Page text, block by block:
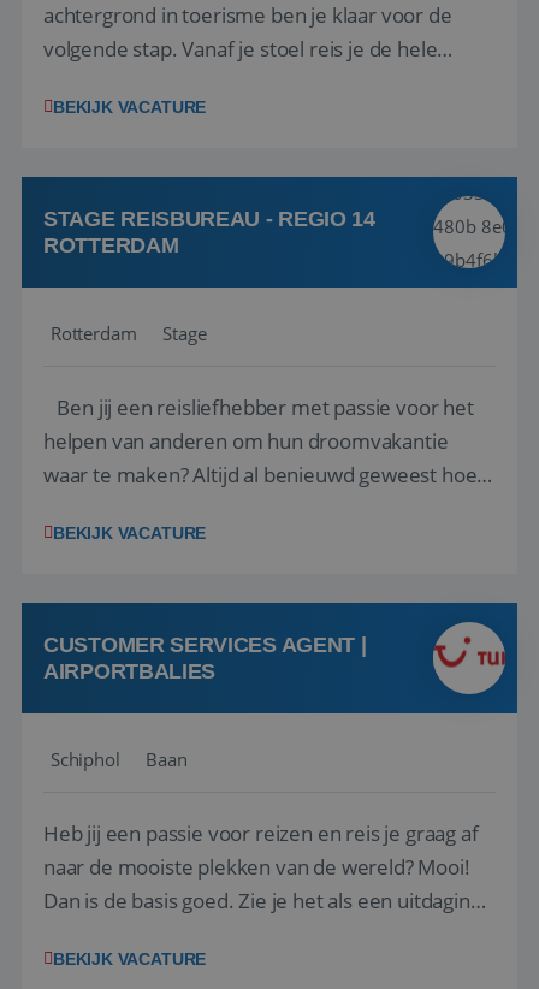
achtergrond in toerisme ben je klaar voor de
volgende stap. Vanaf je stoel reis je de hele
wensen van je team, je klant en wat er in de
klanten te overtuigen om die droomreis te
boeken! ...
BEKIJK VACATURE
STAGE REISBUREAU - REGIO 14
ROTTERDAM
Rotterdam Stage
Ben jij een reisliefhebber met passie voor het
helpen van anderen om hun droomvakantie
waar te maken? Altijd al benieuwd geweest hoe
van de grootste reisorganisaties? Dan is een
op zoek naar een enthousiaste, leergie...
BEKIJK VACATURE
CUSTOMER SERVICES AGENT |
AIRPORTBALIES
Schiphol Baan
Heb jij een passie voor reizen en reis je graag af
naar de mooiste plekken van de wereld? Mooi!
Dan is de basis goed. Zie je het als een uitdaging
het samenstellen en boeken van de perfecte
BEKIJK VACATURE